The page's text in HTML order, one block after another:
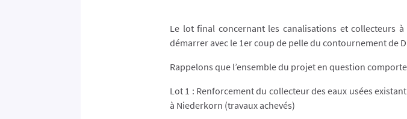
Le lot final concernant les canalisations et collecteurs
démarrer avec le 1er coup de pelle du contournement de
Rappelons que l’ensemble du projet en question
Lot 1 : Renforcement du collecteur des eaux usées
à Niederkorn (travaux achevés)